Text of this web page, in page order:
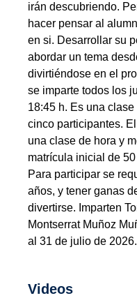
irán descubriendo.
hacer pensar al
en si. Desarrollar su
abordar un tema
divirtiéndose en el
se imparte todos los
18:45 h. Es una
cinco participantes.
una clase de hora y
matrícula inicial de
Para participar se
años, y tener ganas
divertirse. Imparten
Montserrat Muñoz
al 31 de julio de 2026.
Videos